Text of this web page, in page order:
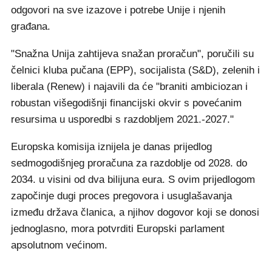
odgovori na sve izazove i potrebe Unije i njenih
građana.
"Snažna Unija zahtijeva snažan proračun", poručili su
čelnici kluba pučana (EPP), socijalista (S&D), zelenih i
liberala (Renew) i najavili da će "braniti ambiciozan i
robustan višegodišnji financijski okvir s povećanim
resursima u usporedbi s razdobljem 2021.-2027."
Europska komisija iznijela je danas prijedlog
sedmogodišnjeg proračuna za razdoblje od 2028. do
2034. u visini od dva bilijuna eura. S ovim prijedlogom
započinje dugi proces pregovora i usuglašavanja
između država članica, a njihov dogovor koji se donosi
jednoglasno, mora potvrditi Europski parlament
apsolutnom većinom.